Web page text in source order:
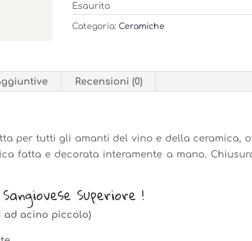
Esaurito
Categoria: Ceramiche
Recensioni (0)
per tutti gli amanti del vino e della ceramica,
fatta e decorata interamente a mano.
Superiore !
ad acino piccolo)